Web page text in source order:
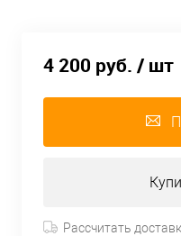
4 200 руб. / шт
Рассчитать